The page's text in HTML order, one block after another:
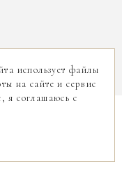
использует файлы
на сайте и сервис
я соглашаюсь с